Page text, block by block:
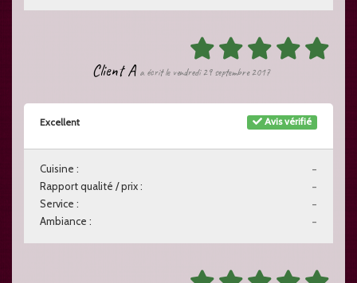
Client A a écrit le vendredi 29 septembre 2017
Avis vérifié
Excellent
-
Cuisine :
-
Rapport qualité / prix :
-
Service :
-
Ambiance :